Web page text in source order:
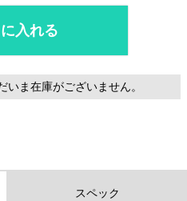
入れる
ま在庫がございません。
スペック